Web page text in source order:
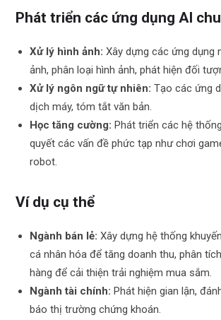
Phát triển các ứng dụng AI
Xử lý hình ảnh: Xây dựng các ứng dụng
ảnh, phân loại hình ảnh, phát hiện đối
Xử lý ngôn ngữ tự nhiên: Tạo các ứng
dịch máy, tóm tắt văn bản.
Học tăng cường: Phát triển các hệ
quyết các vấn đề phức tạp như chơi
robot.
Ví dụ cụ thể
Ngành bán lẻ: Xây dựng hệ thống
cá nhân hóa để tăng doanh thu, phân
hàng để cải thiện trải nghiệm mua sắm.
Ngành tài chính: Phát hiện gian lận,
báo thị trường chứng khoán.